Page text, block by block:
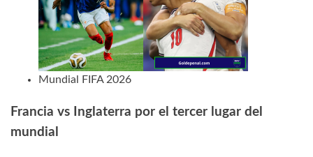
Mundial FIFA 2026
Francia vs Inglaterra por el tercer lugar del
mundial